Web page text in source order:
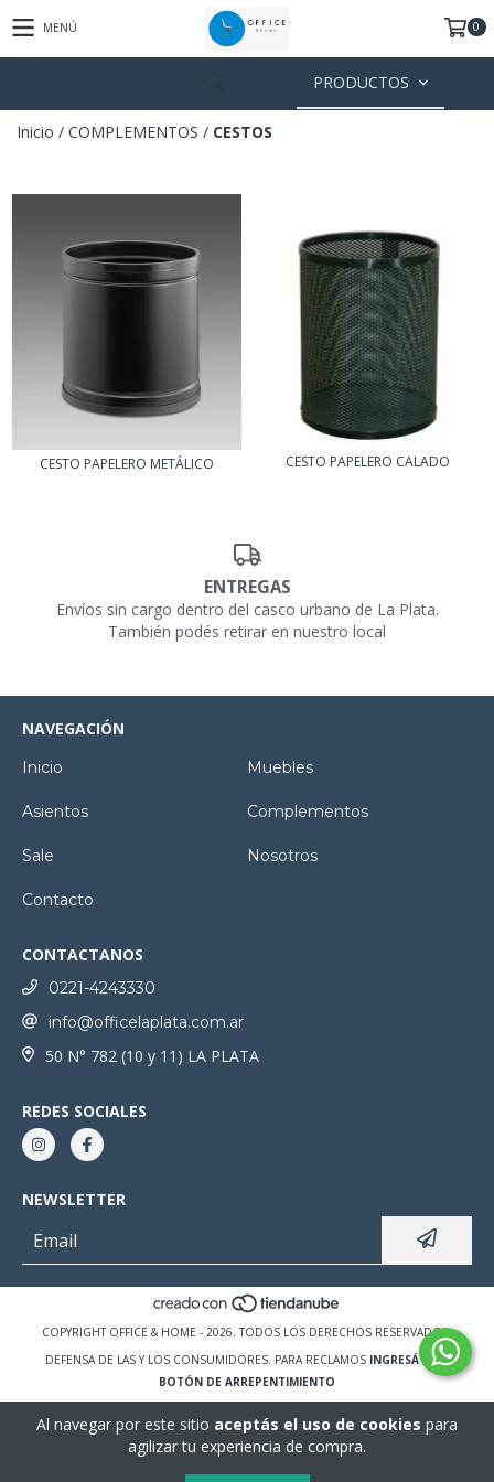
Al navegar por este sitio aceptás el uso de cookies para
agilizar tu experiencia de compra.
MENÚ 0
PRODUCTOS
Inicio / COMPLEMENTOS / CESTOS
CESTO PAPELERO METÁLICO CESTO PAPELERO CALADO
ENTREGAS
Envíos sin cargo dentro del casco urbano de La Plata.
También podés retirar en nuestro local
NAVEGACIÓN
Inicio Muebles
Asientos Complementos
Sale Nosotros
Contacto
CONTACTANOS
0221-4243330
info@officelaplata.com.ar
50 N° 782 (10 y 11) LA PLATA
REDES SOCIALES
NEWSLETTER
COPYRIGHT OFFICE & HOME - 2026. TODOS LOS DERECHOS RESERVADOS.
DEFENSA DE LAS Y LOS CONSUMIDORES. PARA RECLAMOS INGRESÁ ACÁ.
BOTÓN DE ARREPENTIMIENTO